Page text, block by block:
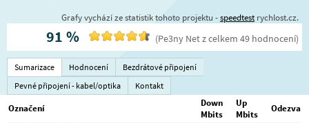
Grafy vychází ze statistik tohoto projektu -speedtestrychlost.cz.
91 % (Pe3ny Netz celkem 49hodnocení)
Sumarizace Hodnocení
Bezdrátové připojení
Pevné připojení - kabel/optika
Kontakt
Označení
Down
Mbits
Up
Mbits
Odezva